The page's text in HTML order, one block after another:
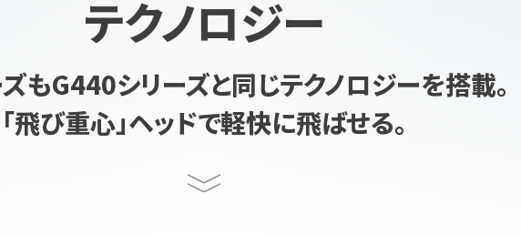
テクノロジー
もG440シリーズと同じテクノロジーを搭載。
「飛び重心」ヘッドで軽快に飛ばせる。